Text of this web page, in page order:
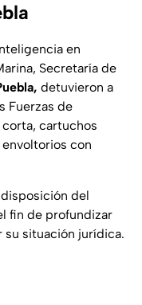
en
Secretaría de
detuvieron a
Fuerzas de
cartuchos
con
del
fin de profundizar
su situación jurídica.